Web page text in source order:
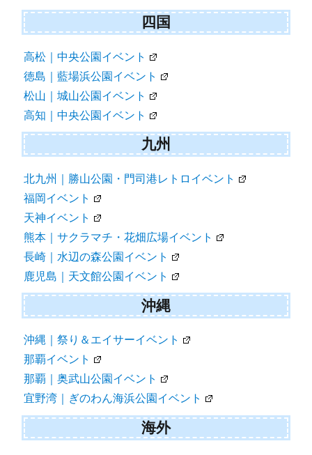
四国
高松｜中央公園イベント
徳島｜藍場浜公園イベント
松山｜城山公園イベント
高知｜中央公園イベント
九州
北九州｜勝山公園・門司港レトロイベント
福岡イベント
天神イベント
熊本｜サクラマチ・花畑広場イベント
長崎｜水辺の森公園イベント
鹿児島｜天文館公園イベント
沖縄
沖縄｜祭り＆エイサーイベント
那覇イベント
那覇｜奥武山公園イベント
宜野湾｜ぎのわん海浜公園イベント
海外